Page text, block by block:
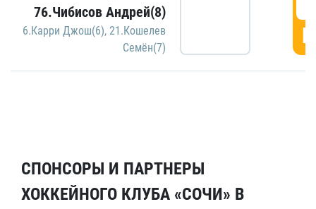
76.Чибисов Андрей(8)
6.Карри Джош(6), 21.Кошелев
Семён(7)
СПОНСОРЫ И ПАРТНЕРЫ
ХОККЕЙНОГО КЛУБА «СОЧИ» В